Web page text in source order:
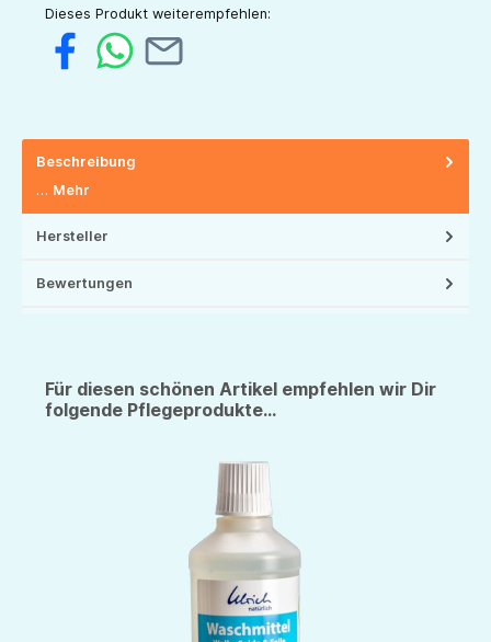
Dieses Produkt weiterempfehlen:
Beschreibung
… Mehr
Hersteller
Bewertungen
Für diesen schönen Artikel empfehlen wir Dir
folgende Pflegeprodukte...